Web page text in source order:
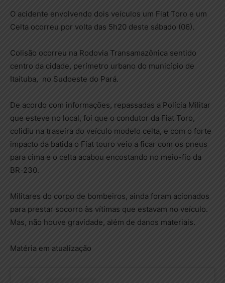
O acidente envolvendo dois veículos um Fiat Toro e um
Celta ocorreu por volta das 5h20 deste sábado (06).
Colisão ocorreu na Rodovia Transamazônica sentido
centro da cidade, perímetro urbano do município de
Itaituba, no Sudoeste do Pará.
De acordo com informações, repassadas a Polícia Militar
que esteve no local, foi que o condutor da Fiat Toro,
colidiu na traseira do veículo modelo celta, e com o forte
impacto da batida o Fiat touro veio a ficar com os pneus
para cima e o celta acabou encostando no meio-fio da
BR-230.
Militares do corpo de bombeiros, ainda foram acionados
para prestar socorro às vítimas que estavam no veículo.
Mas, não houve gravidade, além de danos materiais.
Matéria em atualização